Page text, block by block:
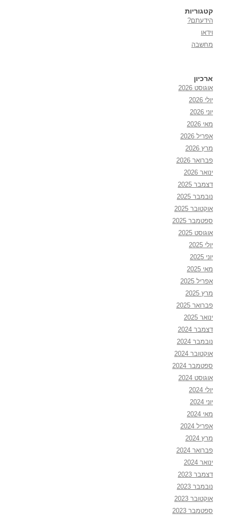
קטגוריות
הידעתם?
וידאו
מחשבה
ארכיון
אוגוסט 2026
יולי 2026
יוני 2026
מאי 2026
אפריל 2026
מרץ 2026
פברואר 2026
ינואר 2026
דצמבר 2025
נובמבר 2025
אוקטובר 2025
ספטמבר 2025
אוגוסט 2025
יולי 2025
יוני 2025
מאי 2025
אפריל 2025
מרץ 2025
פברואר 2025
ינואר 2025
דצמבר 2024
נובמבר 2024
אוקטובר 2024
ספטמבר 2024
אוגוסט 2024
יולי 2024
יוני 2024
מאי 2024
אפריל 2024
מרץ 2024
פברואר 2024
ינואר 2024
דצמבר 2023
נובמבר 2023
אוקטובר 2023
ספטמבר 2023